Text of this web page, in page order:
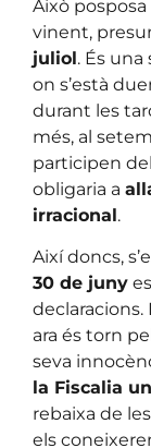
Això
vinent,
juliol. És
on s’està
durant les
més, al
participen
obligaria a
irracional.
Així doncs,
30 de juny
ara és torn
seva
la Fiscalia
rebaixa de
els